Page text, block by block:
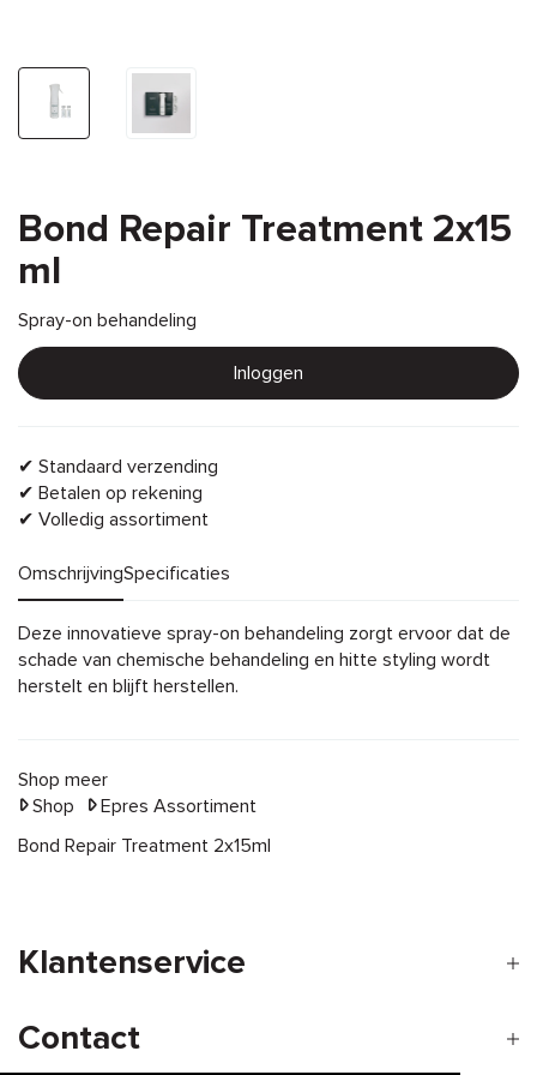
Bond Repair Treatment 2x15
ml
Spray-on behandeling
Inloggen
✔ Standaard verzending
✔ Betalen op rekening
✔ Volledig assortiment
OmschrijvingSpecificaties
Omschrijving
Deze innovatieve spray-on behandeling zorgt ervoor dat de
schade van chemische behandeling en hitte styling wordt
herstelt en blijft herstellen.
Shop meer
Shop
Epres Assortiment
Bond Repair Treatment 2x15ml
Klantenservice
Contact